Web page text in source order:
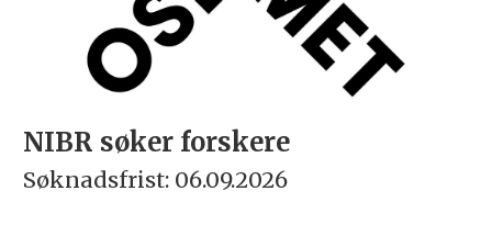
NIBR søker forskere
Søknadsfrist: 06.09.2026